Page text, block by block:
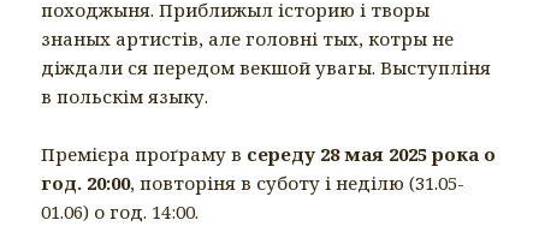
походжыня. Приближыл історию і творы
знаных артистів, але головні тых, котры не
діждали ся передом векшой увагы. Выступліня
в польскім языку.
Премієра проґраму в середу 28 мая 2025 рока о
год. 20:00, повторіня в суботу і неділю (31.05-
01.06) о год. 14:00.